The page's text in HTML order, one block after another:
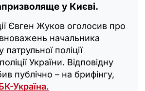
у Києві.
Євген Жуков оголосив про
начальника
поліції
України. Відповідну
публічно – на брифінгу,
Україна.